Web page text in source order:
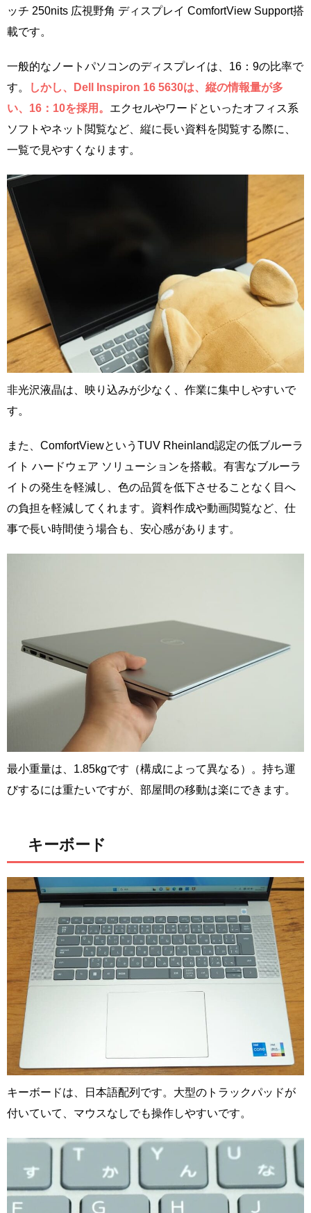
ッチ 250nits 広視野角 ディスプレイ ComfortView Support搭
載です。
一般的なノートパソコンのディスプレイは、16：9の比率で
す。
しかし、Dell Inspiron 16 5630は、縦の情報量が多
い、16：10を採用。 エクセルやワードといったオフィス系
ソフトやネット閲覧など、縦に長い資料を閲覧する際に、
一覧で見やすくなります。
非光沢液晶は、映り込みが少なく、作業に集中しやすいで
す。
また、ComfortViewというTUV Rheinland認定の低ブルーラ
イト ハードウェア ソリューションを搭載。有害なブルーラ
イトの発生を軽減し、色の品質を低下させることなく目へ
の負担を軽減してくれます。資料作成や動画閲覧など、仕
事で長い時間使う場合も、安心感があります。
最小重量は、1.85kgです（構成によって異なる）。持ち運
びするには重たいですが、部屋間の移動は楽にできます。
キーボード
キーボードは、日本語配列です。大型のトラックパッドが
付いていて、マウスなしでも操作しやすいです。